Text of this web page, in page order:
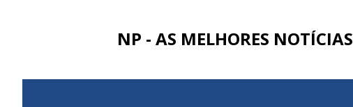
NP - AS MELHORES NOTÍCIAS